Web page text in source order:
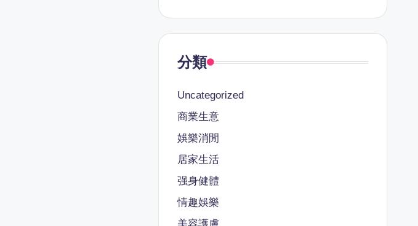
分類
Uncategorized
商業生意
娛樂消閒
居家生活
强身健體
情趣娛樂